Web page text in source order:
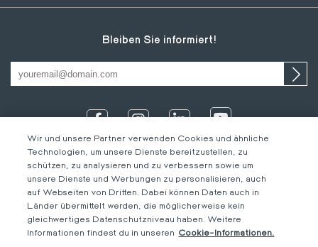
Bleiben Sie informiert!
Footer
Rechtliche Hinweise
DE
IT
DE
Wir und unsere Partner verwenden Cookies und ähnliche
Technologien, um unsere Dienste bereitzustellen, zu
schützen, zu analysieren und zu verbessern sowie um
unsere Dienste und Werbungen zu personalisieren, auch
auf Webseiten von Dritten. Dabei können Daten auch in
Länder übermittelt werden, die möglicherweise kein
gleichwertiges Datenschutzniveau haben. Weitere
Informationen findest du in unseren Cookie-Informationen.